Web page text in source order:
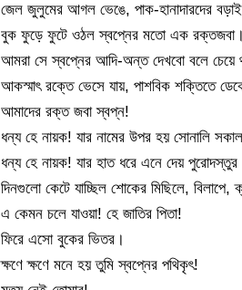
জেল জুলুমের আগল ভেঙে, পাক-হানাদারদের
বুক ফুড়ে ফুটে ওঠল স্বপ্নের মতো এক রক্তজবা।
আমরা সে স্বপ্নের আদি-অন্ত দেখবো বলে চেয়ে
আকস্মাৎ রক্তে ভেসে যায়, পাশবিক শক্তিতে
আমাদের রক্ত জবা স্বপ্ন!
ধন্য হে নায়ক! যার নামের উপর হয় সোনালি
ধন্য হে নায়ক! যার হাত ধরে এনে দেয়
দিনগুলো কেটে যাচ্ছিল শোকের মিছিলে, বিলাপে,
এ কেমন চলে যাওয়া! হে জাতির পিতা!
ফিরে এসো বুকের ভিতর।
ক্ষণে ক্ষণে মনে হয় তুমি স্বপ্নের পথিকৃৎ!